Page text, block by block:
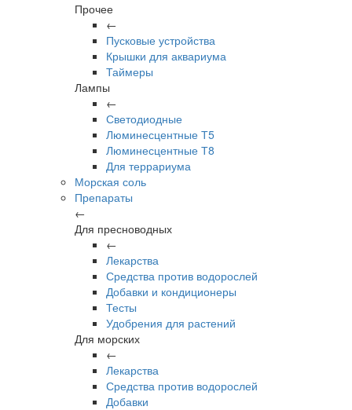
Прочее
←
Пусковые устройства
Крышки для аквариума
Таймеры
Лампы
←
Светодиодные
Люминесцентные Т5
Люминесцентные Т8
Для террариума
Морская соль
Препараты
←
Для пресноводных
←
Лекарства
Средства против водорослей
Добавки и кондиционеры
Тесты
Удобрения для растений
Для морских
←
Лекарства
Средства против водорослей
Добавки